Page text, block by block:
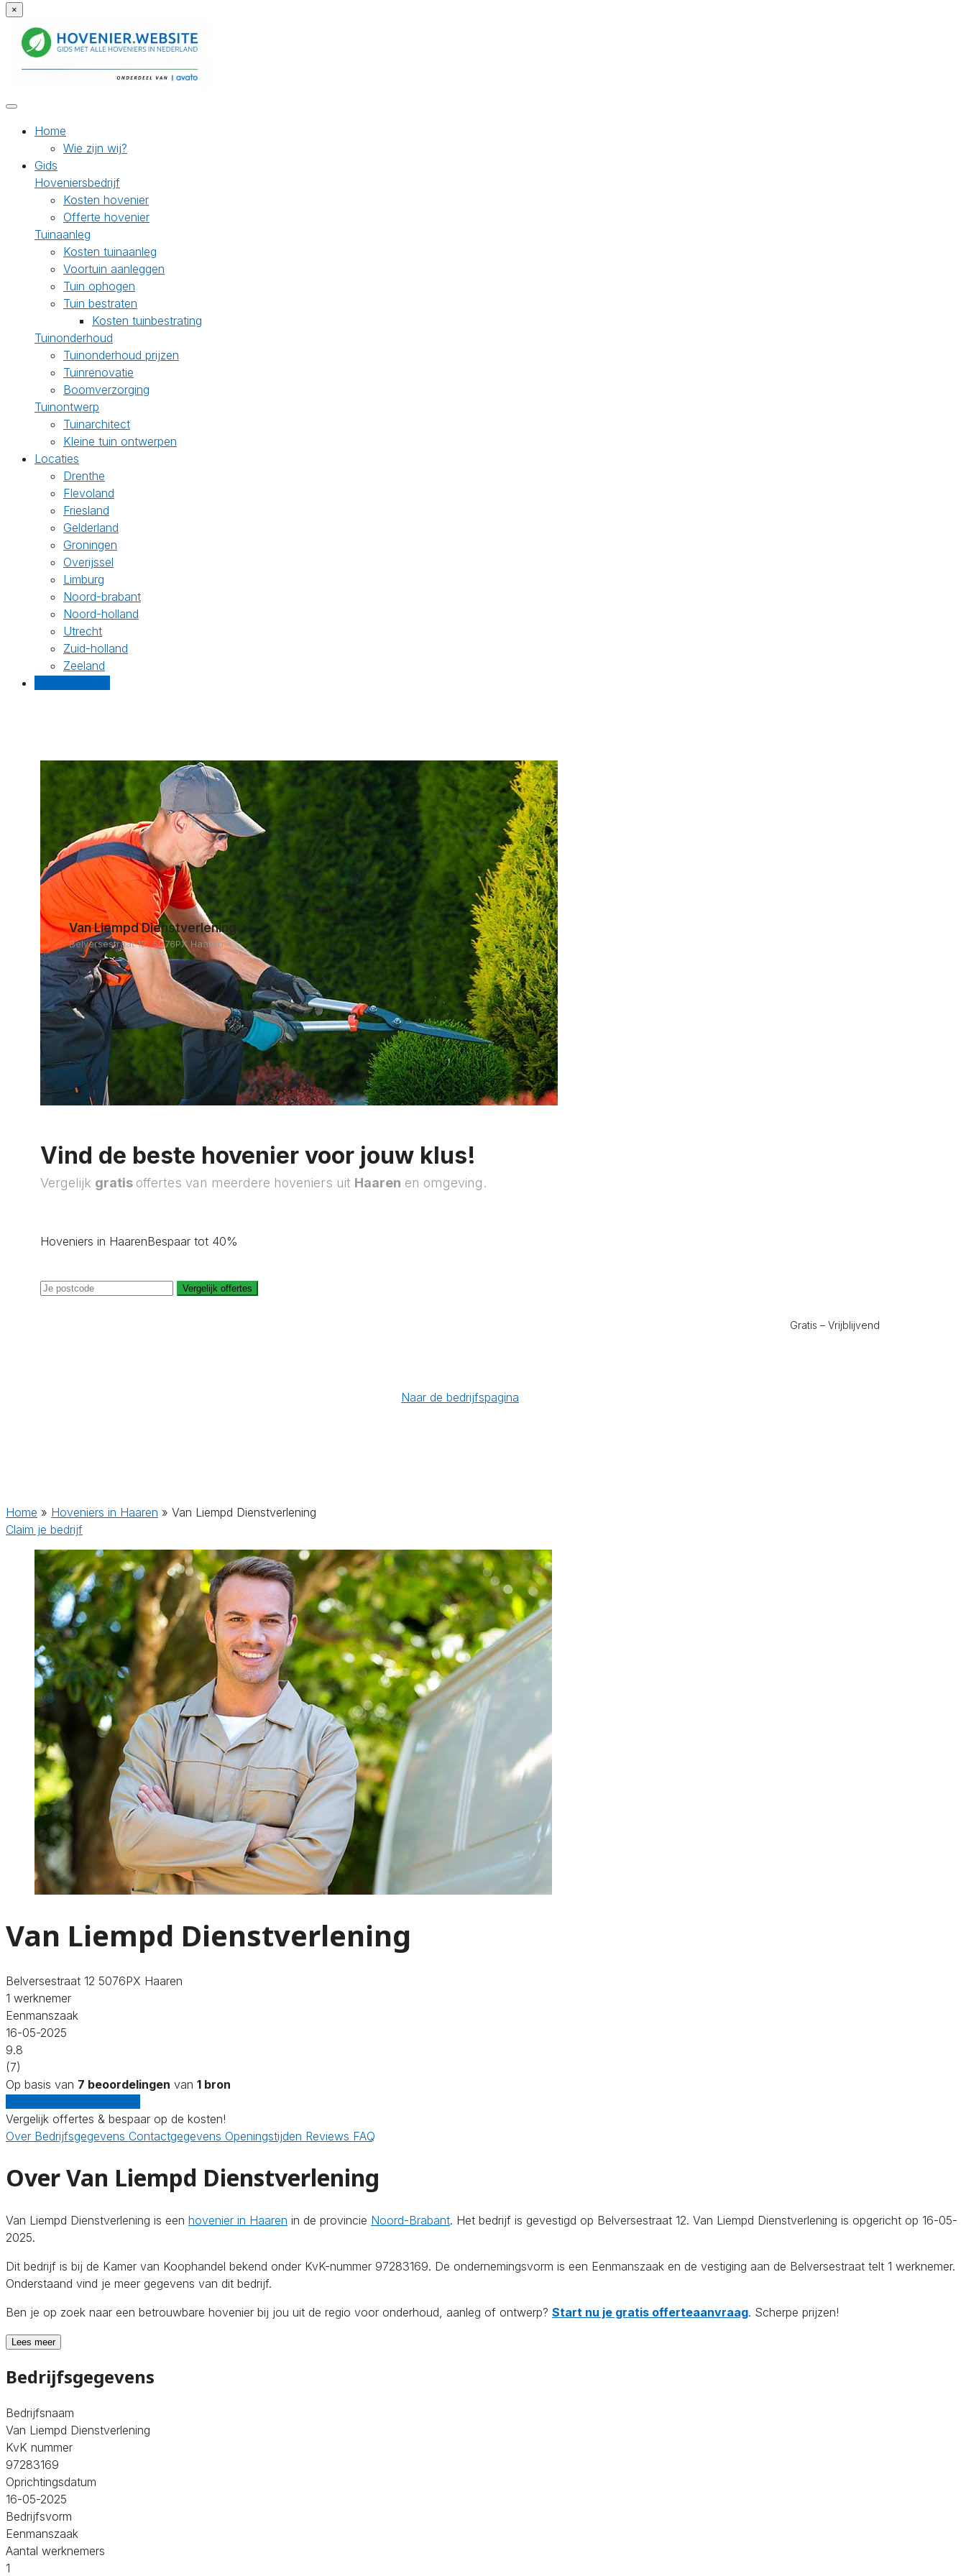
×
Home
Wie zijn wij?
Gids
Hoveniersbedrijf
Kosten hovenier
Offerte hovenier
Tuinaanleg
Kosten tuinaanleg
Voortuin aanleggen
Tuin ophogen
Tuin bestraten
Kosten tuinbestrating
Tuinonderhoud
Tuinonderhoud prijzen
Tuinrenovatie
Boomverzorging
Tuinontwerp
Tuinarchitect
Kleine tuin ontwerpen
Locaties
Drenthe
Flevoland
Friesland
Gelderland
Groningen
Overijssel
Limburg
Noord-brabant
Noord-holland
Utrecht
Zuid-holland
Zeeland
Van Liempd Dienstverlening
Belversestraat 12, 5076PX Haaren
Vind de beste hovenier voor jouw klus!
Vergelijk gratis offertes van meerdere hoveniers uit Haaren en omgeving.
Hoveniers in HaarenBespaar tot 40%
Vergelijk offertes
Gratis – Vrijblijvend
Naar de bedrijfspagina
Home » Hoveniers in Haaren » Van Liempd Dienstverlening
Claim je bedrijf
Van Liempd Dienstverlening
Belversestraat 12 5076PX Haaren
1 werknemer
Eenmanszaak
16-05-2025
9.8
(7)
Op basis van 7 beoordelingen van 1 bron
Vergelijk offertes & bespaar op de kosten!
Over Bedrijfsgegevens Contactgegevens Openingstijden Reviews FAQ
Over Van Liempd Dienstverlening
Van Liempd Dienstverlening is een hovenier in Haaren in de provincie Noord-Brabant. Het bedrijf is gevestigd op Belversestraat 12. Van Liempd Dienstverlening is opgericht op 16-05-
2025.
Dit bedrijf is bij de Kamer van Koophandel bekend onder KvK-nummer 97283169. De ondernemingsvorm is een Eenmanszaak en de vestiging aan de Belversestraat telt 1 werknemer.
Onderstaand vind je meer gegevens van dit bedrijf.
Ben je op zoek naar een betrouwbare hovenier bij jou uit de regio voor onderhoud, aanleg of ontwerp? Start nu je gratis offerteaanvraag. Scherpe prijzen!
Lees meer
Bedrijfsgegevens
Bedrijfsnaam
Van Liempd Dienstverlening
KvK nummer
97283169
Oprichtingsdatum
16-05-2025
Bedrijfsvorm
Eenmanszaak
Aantal werknemers
1